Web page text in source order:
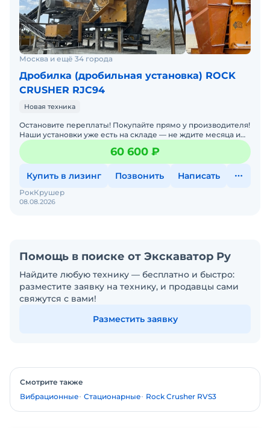
Москва и ещё 34 города
Дробилка (дробильная установка) ROCK
CRUSHER RJC94
Новая техника
Остановите переплаты! Покупайте прямо у производителя!
Наши установки уже есть на складе — не ждите месяца и
получайте оборудование быстро! Пока конкуре
60 600 ₽
Купить в лизинг Позвонить Написать
08.08.2026
РокКрушер
Помощь в поиске от Экскаватор Ру
Найдите любую технику — бесплатно и быстро:
разместите заявку на технику, и продавцы сами
свяжутся с вами!
Разместить заявку
Смотрите также
Вибрационные Стационарные Rock Crusher RVS3